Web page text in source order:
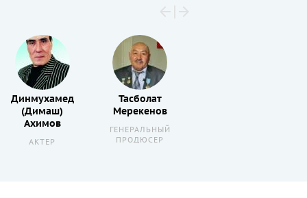
Динмухамед
(Димаш)
Ахимов
АКТЕР
Тасболат
Мерекенов
ГЕНЕРАЛЬНЫЙ
ПРОДЮСЕР